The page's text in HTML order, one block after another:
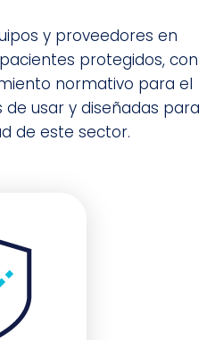
y proveedores en
protegidos, con
normativo para el
usar y diseñadas para
de este sector.